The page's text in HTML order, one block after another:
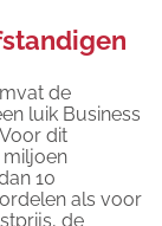
de
luik Business
dit
miljoen
10
als voor
de